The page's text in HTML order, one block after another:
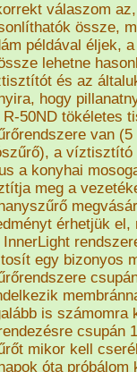
válaszom
össze,
példával éljek,
lehetne
és az
hogy
R-50ND tökéletes
van
a víztisztító
a konyhai
meg a
érhetjük
egy bizonyos
is számomra
csupán
mikor kell
óta